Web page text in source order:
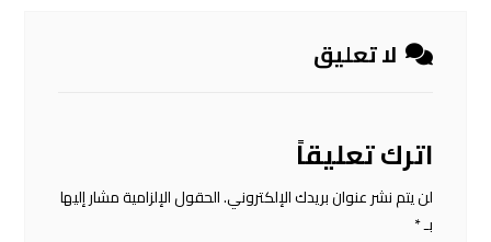
لا تعليق
اترك تعليقاً
لن يتم نشر عنوان بريدك الإلكتروني.الحقول الإلزامية مشار إليها
بـ*